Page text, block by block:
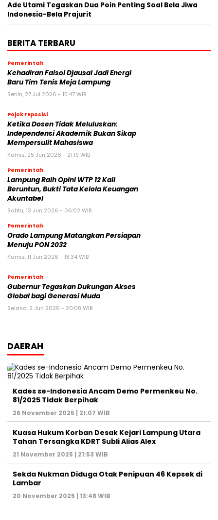
Ade Utami Tegaskan Dua Poin Penting Soal Bela Jiwa
Indonesia-Bela Prajurit
BERITA TERBARU
Pemerintah
Kehadiran Faisol Djausal Jadi Energi
Baru Tim Tenis Meja Lampung
Senin, 27 Jul 2026 - 15:47 WIB
Pojok rEposisi
Ketika Dosen Tidak Meluluskan:
Independensi Akademik Bukan Sikap
Mempersulit Mahasiswa
Kamis, 25 Jun 2026 - 21:19 WIB
Pemerintah
Lampung Raih Opini WTP 12 Kali
Beruntun, Bukti Tata Kelola Keuangan
Akuntabel
Sabtu, 13 Jun 2026 - 06:02 WIB
Pemerintah
Orado Lampung Matangkan Persiapan
Menuju PON 2032
Kamis, 11 Jun 2026 - 18:34 WIB
Pemerintah
Gubernur Tegaskan Dukungan Akses
Global bagi Generasi Muda
Selasa, 2 Jun 2026 - 20:08 WIB
DAERAH
Kades se-Indonesia Ancam Demo Permenkeu No.
81/2025 Tidak Berpihak
26 November 2025 | 21:07 WIB
Kuasa Hukum Korban Desak Kejari Lampung Utara
Tahan Tersangka KDRT Subli Alias Alex
21 November 2025 | 21:53 WIB
Sekda Nukman Diduga Otak Penipuan 46 Kepsek di
Lambar
20 November 2025 | 13:48 WIB